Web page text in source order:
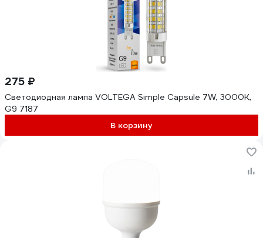
275 ₽
Светодиодная лампа VOLTEGA Simple Capsule 7W, 3000K,
G9 7187
В корзину